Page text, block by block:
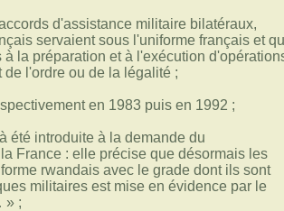
d'assistance militaire bilatéraux,
servaient sous l'uniforme français et
la préparation et à l'exécution
l'ordre ou de la légalité ;
en 1983 puis en 1992 ;
été introduite à la demande du
France : elle précise que désormais les
rwandais avec le grade dont ils sont
militaires est mise en évidence par le
» ;